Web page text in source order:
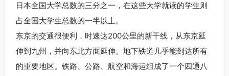
日本全国大学总数的三分之一，在这些大学就读的学生则
占全国大学生总数的一半以上。
东京的交通很便利，时速达200公里的新干线，从东京延
伸到九州，并向东北方面延伸。地下铁道几乎能到达所有
的重要地区。铁路、公路、航空和海运组成了一个四通八